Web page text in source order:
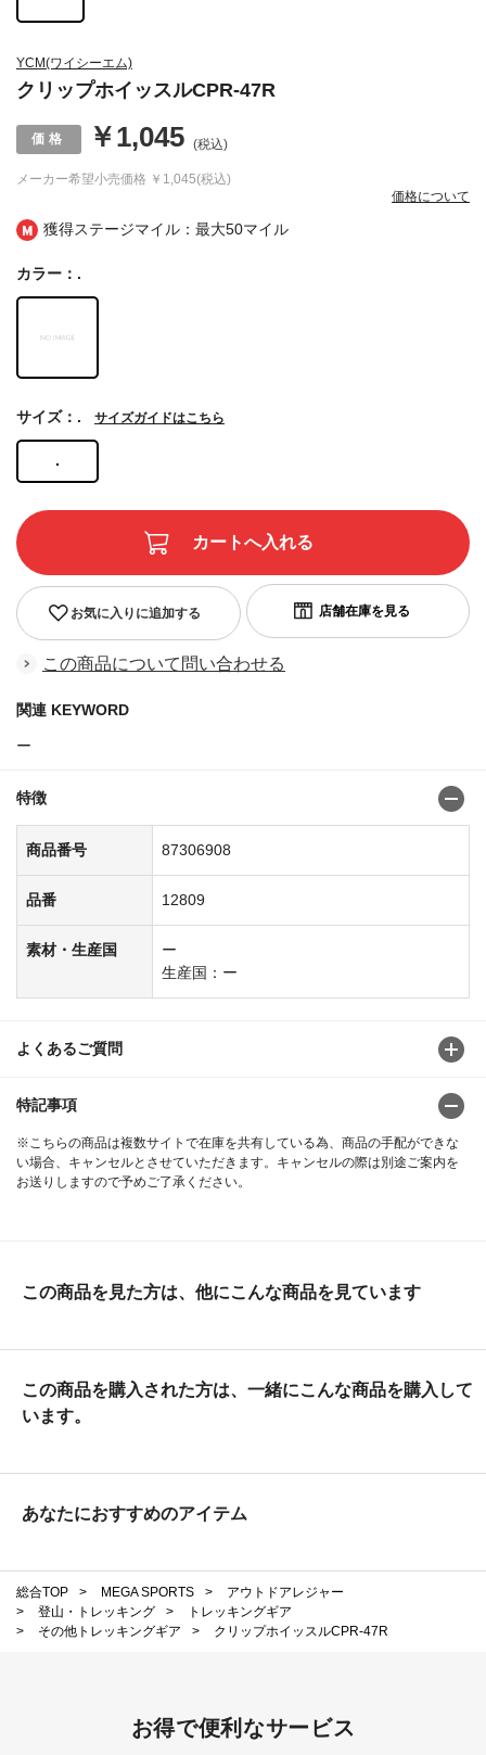
獲得ステージマイル：最大50マイル
YCM(ワイシーエム)
クリップホイッスルCPR-47R
メーカー希望小売価格 ￥1,045(税込)
￥1,045 (税込)
価格について
カラー：.
.
サイズ：. サイズガイドはこちら
お気に入りに追加する
この商品について問い合わせる
関連 KEYWORD
ー
特徴
商品番号 87306908
品番 12809
素材・生産国
ー
生産国：ー
よくあるご質問
特記事項
※こちらの商品は複数サイトで在庫を共有している為、商品の手配ができな
い場合、キャンセルとさせていただきます。キャンセルの際は別途ご案内を
お送りしますので予めご了承ください。
この商品を見た方は、他にこんな商品を見ています
この商品を購入された方は、一緒にこんな商品を購入して
います。
あなたにおすすめのアイテム
総合TOP > MEGA SPORTS >
アウトドアレジャー
>
登山・トレッキング >
トレッキングギア
>
その他トレッキングギア > クリップホイッスルCPR-47R
お得で便利なサービス